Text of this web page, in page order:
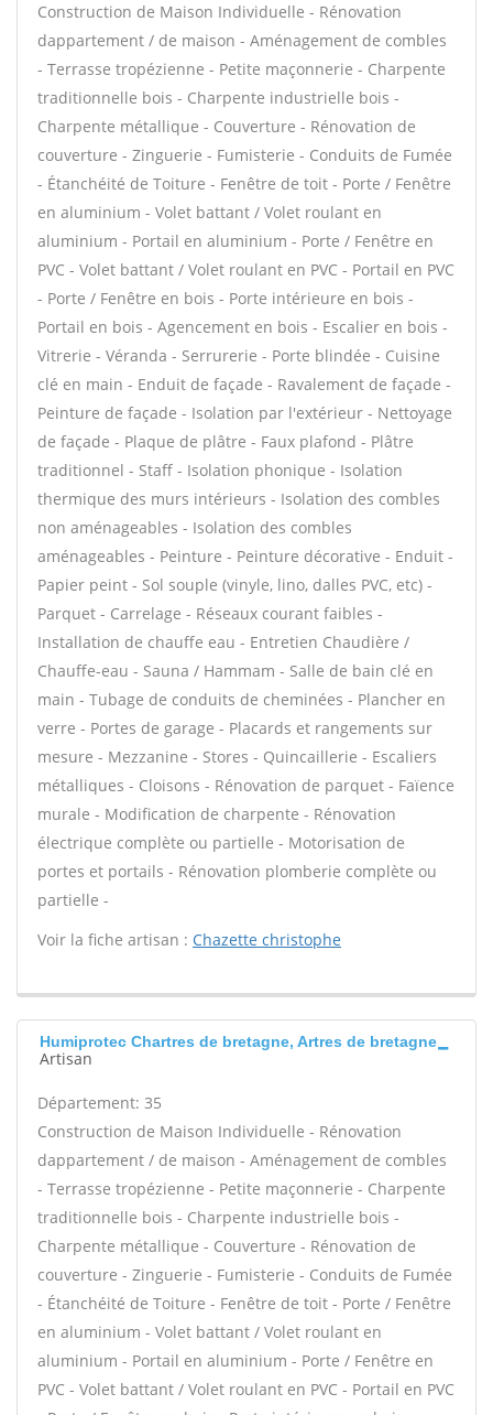
Construction de Maison Individuelle - Rénovation
dappartement / de maison - Aménagement de combles
- Terrasse tropézienne - Petite maçonnerie - Charpente
traditionnelle bois - Charpente industrielle bois -
Charpente métallique - Couverture - Rénovation de
couverture - Zinguerie - Fumisterie - Conduits de Fumée
- Étanchéité de Toiture - Fenêtre de toit - Porte / Fenêtre
en aluminium - Volet battant / Volet roulant en
aluminium - Portail en aluminium - Porte / Fenêtre en
PVC - Volet battant / Volet roulant en PVC - Portail en PVC
- Porte / Fenêtre en bois - Porte intérieure en bois -
Portail en bois - Agencement en bois - Escalier en bois -
Vitrerie - Véranda - Serrurerie - Porte blindée - Cuisine
clé en main - Enduit de façade - Ravalement de façade -
Peinture de façade - Isolation par l'extérieur - Nettoyage
de façade - Plaque de plâtre - Faux plafond - Plâtre
traditionnel - Staff - Isolation phonique - Isolation
thermique des murs intérieurs - Isolation des combles
non aménageables - Isolation des combles
aménageables - Peinture - Peinture décorative - Enduit -
Papier peint - Sol souple (vinyle, lino, dalles PVC, etc) -
Parquet - Carrelage - Réseaux courant faibles -
Installation de chauffe eau - Entretien Chaudière /
Chauffe-eau - Sauna / Hammam - Salle de bain clé en
main - Tubage de conduits de cheminées - Plancher en
verre - Portes de garage - Placards et rangements sur
mesure - Mezzanine - Stores - Quincaillerie - Escaliers
métalliques - Cloisons - Rénovation de parquet - Faïence
murale - Modification de charpente - Rénovation
électrique complète ou partielle - Motorisation de
portes et portails - Rénovation plomberie complète ou
partielle -
Voir la fiche artisan : Chazette christophe
Humiprotec Chartres de bretagne, Artres de bretagne
Artisan
Département: 35
Construction de Maison Individuelle - Rénovation
dappartement / de maison - Aménagement de combles
- Terrasse tropézienne - Petite maçonnerie - Charpente
traditionnelle bois - Charpente industrielle bois -
Charpente métallique - Couverture - Rénovation de
couverture - Zinguerie - Fumisterie - Conduits de Fumée
- Étanchéité de Toiture - Fenêtre de toit - Porte / Fenêtre
en aluminium - Volet battant / Volet roulant en
aluminium - Portail en aluminium - Porte / Fenêtre en
PVC - Volet battant / Volet roulant en PVC - Portail en PVC